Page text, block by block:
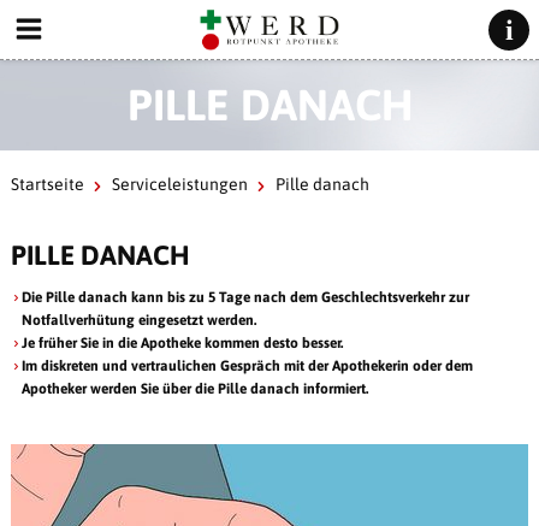
PILLE DANACH
Startseite Serviceleistungen Pille danach
PILLE DANACH
Die Pille danach kann bis zu 5 Tage nach dem Geschlechtsverkehr zur
Notfallverhütung eingesetzt werden.
Je früher Sie in die Apotheke kommen desto besser.
Im diskreten und vertraulichen Gespräch mit der Apothekerin oder dem
Apotheker werden Sie über die Pille danach informiert.